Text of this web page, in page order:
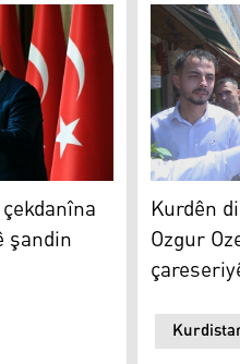
PKKê bo parlamenê
şandin
Kurdên di
Kurdên
Ozgur